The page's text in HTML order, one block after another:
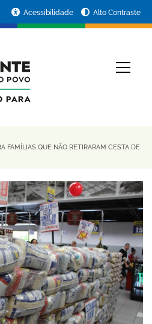
Acessibilidade Alto Contraste
FAMÍLIAS QUE NÃO RETIRARAM CESTA DE